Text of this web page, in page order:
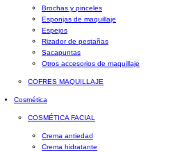
Brochas y pinceles
Esponjas de maquillaje
Espejos
Rizador de pestañas
Sacapuntas
Otros accesorios de maquillaje
COFRES MAQUILLAJE
Cosmética
COSMÉTICA FACIAL
Crema antiedad
Crema hidratante